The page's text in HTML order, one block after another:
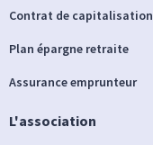
Contrat de capitalisation
Plan épargne retraite
Assurance emprunteur
L'association